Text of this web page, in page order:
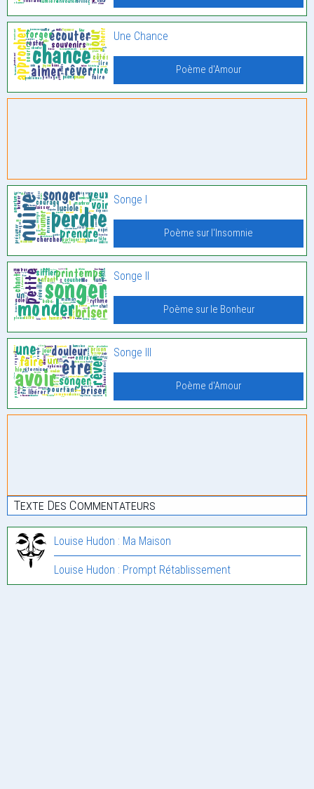
Une Chance
Poème d'Amour
Songe I
Poème sur l'Insomnie
Songe II
Poème sur le Bonheur
Songe III
Poème d'Amour
Texte Des Commentateurs
Louise Hudon : Ma Maison
Louise Hudon : Prompt Rétablissement